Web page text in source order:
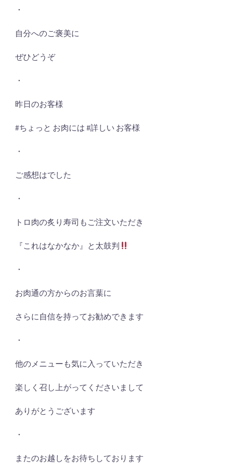
・
自分へのご褒美に
ぜひどうぞ
・
昨日のお客様
#ちょっと お肉には #詳しい お客様
・
ご感想はでした
・
トロ肉の炙り寿司もご注文いただき
『これはなかなか』と太鼓判
・
お肉通の方からのお言葉に
さらに自信を持ってお勧めできます
・
他のメニューも気に入っていただき
楽しく召し上がってくださいまして
ありがとうございます
・
またのお越しをお待ちしております